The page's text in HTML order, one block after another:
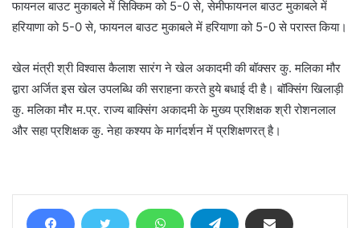
फायनल बाउट मुकाबले में सिक्किम को 5-0 से, सेमीफायनल बाउट मुकाबले में
हरियाणा को 5-0 से, फायनल बाउट मुकाबले में हरियाणा को 5-0 से परास्त किया।
खेल मंत्री श्री विश्वास कैलाश सारंग ने खेल अकादमी की बॉक्सर कु. मलिका मौर
द्वारा अर्जित इस खेल उपलब्धि की सराहना करते हुये बधाई दी है। बॉक्सिंग खिलाड़ी
कु. मलिका मौर म.प्र. राज्य बाक्सिंग अकादमी के मुख्य प्रशिक्षक श्री रोशनलाल
और सहा प्रशिक्षक कु. नेहा कश्यप के मार्गदर्शन में प्रशिक्षणरत् है।